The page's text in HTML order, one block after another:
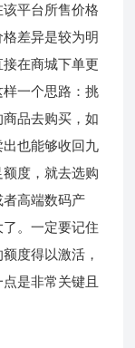
平台所售价格
差异是较为明
在商城下单更
一个思路：挑
品去购买，如
也能够收回九
度，就去选购
高端数码产
。一定要记住
度得以激活，
是非常关键且